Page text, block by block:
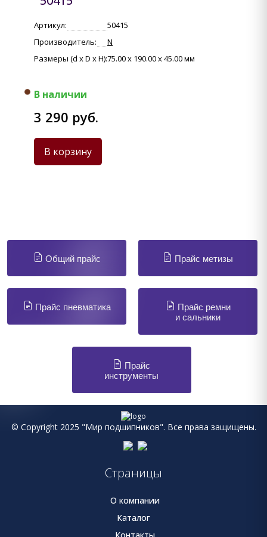
Общий прайс Прайс метизы
Прайс пневматика
Прайс ремни
и сальники
Прайс
инструменты
Артикул:
50415
Производитель:
N
Размеры (d x D x H):75.00 x 190.00 x 45.00 мм
3 290 руб.
В наличии
В корзину
© Copyright 2025 "Мир подшипников". Все права защищены.
Страницы
О компании
Каталог